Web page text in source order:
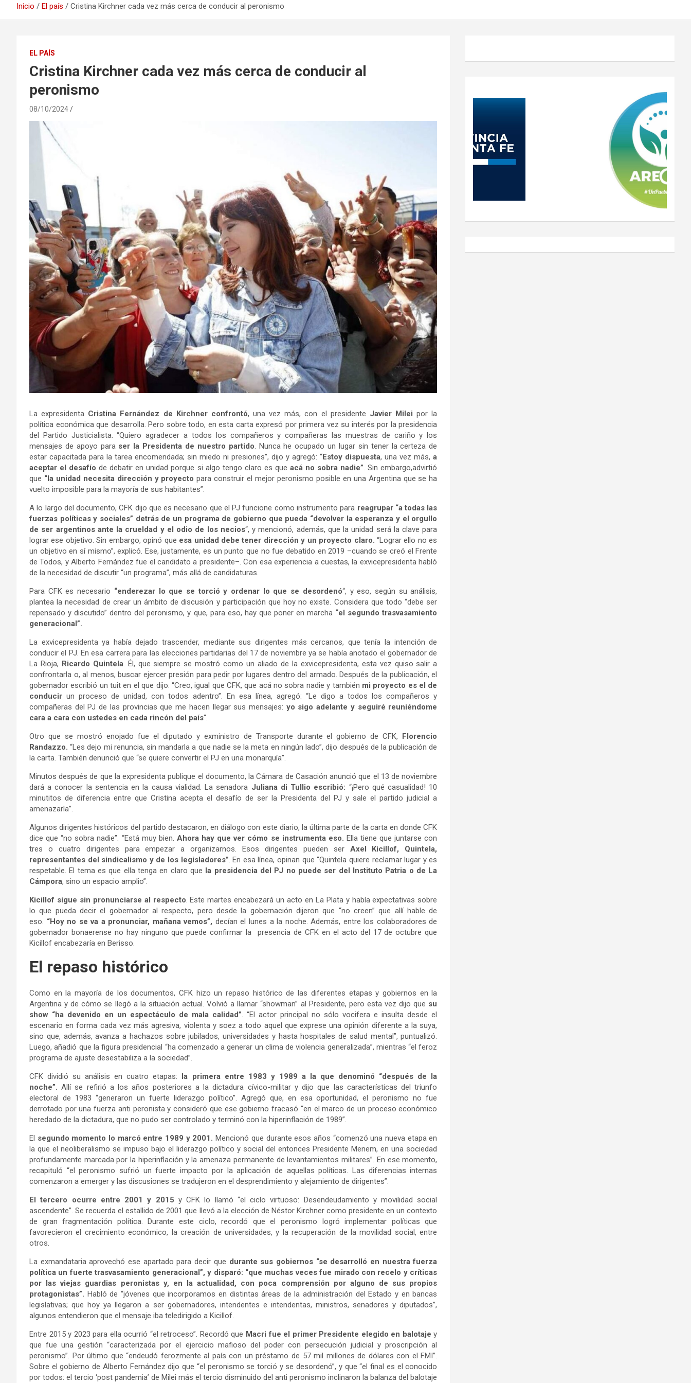
Inicio El país Cristina Kirchner cada vez más cerca de conducir al peronismo
EL PAÍS
Cristina Kirchner cada vez más cerca de conducir al
peronismo
08/10/2024
La expresidenta Cristina Fernández de Kirchner confrontó, una vez más, con el presidente Javier Milei por la
política económica que desarrolla. Pero sobre todo, en esta carta expresó por primera vez su interés por la presidencia
del Partido Justicialista. “Quiero agradecer a todos los compañeros y compañeras las muestras de cariño y los
mensajes de apoyo para ser la Presidenta de nuestro partido. Nunca he ocupado un lugar sin tener la certeza de
estar capacitada para la tarea encomendada; sin miedo ni presiones”, dijo y agregó: “Estoy dispuesta, una vez más,a
aceptar el desafío de debatir en unidad porque si algo tengo claro es que acá no sobra nadie”. Sin embargo,advirtió
que “la unidad necesita dirección y proyectopara construir el mejor peronismo posible en una Argentina que se ha
vuelto imposible para la mayoría de sus habitantes”.
A lo largo del documento, CFK dijo que es necesario que el PJ funcione como instrumento para reagrupar “a todas las
fuerzas políticas y sociales” detrás de un programa de gobierno que pueda “devolver la esperanza y el orgullo
de ser argentinos ante la crueldad y el odio de los necios“, y mencionó, además, que la unidad será la clave para
lograr ese objetivo. Sin embargo, opinó que esa unidad debe tener dirección y un proyecto claro. “Lograr ello no es
un objetivo en sí mismo”, explicó. Ese, justamente, es un punto que no fue debatido en 2019 –cuando se creó el Frente
de Todos, y Alberto Fernández fue el candidato a presidente–. Con esa experiencia a cuestas, la exvicepresidenta habló
de la necesidad de discutir “un programa”, más allá de candidaturas.
Para CFK es necesario “enderezar lo que se torció y ordenar lo que se desordenó“, y eso, según su análisis,
plantea la necesidad de crear un ámbito de discusión y participación que hoy no existe. Considera que todo “debe ser
repensado y discutido” dentro del peronismo, y que, para eso, hay que poner en marcha “el segundo trasvasamiento
generacional”.
La exvicepresidenta ya había dejado trascender, mediante sus dirigentes más cercanos, que tenía la intención de
conducir el PJ. En esa carrera para las elecciones partidarias del 17 de noviembre ya se había anotado el gobernador de
La Rioja, Ricardo Quintela. Él, que siempre se mostró como un aliado de la exvicepresidenta, esta vez quiso salir a
confrontarla o, al menos, buscar ejercer presión para pedir por lugares dentro del armado. Después de la publicación, el
gobernador escribió un tuit en el que dijo: “Creo, igual que CFK, que acá no sobra nadie y también mi proyecto es el de
conducir un proceso de unidad, con todos adentro”. En esa línea, agregó: “Le digo a todos los compañeros y
compañeras del PJ de las provincias que me hacen llegar sus mensajes: yo sigo adelante y seguiré reuniéndome
cara a cara con ustedes en cada rincón del país“.
Otro que se mostró enojado fue el diputado y exministro de Transporte durante el gobierno de CFK, Florencio
Randazzo. “Les dejo mi renuncia, sin mandarla a que nadie se la meta en ningún lado”, dijo después de la publicación de
la carta. También denunció que “se quiere convertir el PJ en una monarquía”.
Minutos después de que la expresidenta publique el documento, la Cámara de Casación anunció que el 13 de noviembre
dará a conocer la sentencia en la causa vialidad. La senadora Juliana di Tullio escribió: “¡Pero qué casualidad! 10
minutitos de diferencia entre que Cristina acepta el desafío de ser la Presidenta del PJ y sale el partido judicial a
amenazarla”.
Algunos dirigentes históricos del partido destacaron, en diálogo con este diario, la última parte de la carta en donde CFK
dice que “no sobra nadie”. “Está muy bien. Ahora hay que ver cómo se instrumenta eso. Ella tiene que juntarse con
tres o cuatro dirigentes para empezar a organizarnos. Esos dirigentes pueden ser Axel Kicillof, Quintela,
representantes del sindicalismo y de los legisladores”. En esa línea, opinan que “Quintela quiere reclamar lugar y es
respetable. El tema es que ella tenga en claro que la presidencia del PJ no puede ser del Instituto Patria o de La
Cámpora, sino un espacio amplio”.
Kicillof sigue sin pronunciarse al respecto. Este martes encabezará un acto en La Plata y había expectativas sobre
lo que pueda decir el gobernador al respecto, pero desde la gobernación dijeron que “no creen” que allí hable de
eso. “Hoy no se va a pronunciar, mañana vemos”, decían el lunes a la noche. Además, entre los colaboradores de
gobernador bonaerense no hay ninguno que puede confirmar la presencia de CFK en el acto del 17 de octubre que
Kicillof encabezaría en Berisso.
El repaso histórico
Como en la mayoría de los documentos, CFK hizo un repaso histórico de las diferentes etapas y gobiernos en la
Argentina y de cómo se llegó a la situación actual. Volvió a llamar “showman” al Presidente, pero esta vez dijo que su
show “ha devenido en un espectáculo de mala calidad”. “El actor principal no sólo vocifera e insulta desde el
escenario en forma cada vez más agresiva, violenta y soez a todo aquel que exprese una opinión diferente a la suya,
sino que, además, avanza a hachazos sobre jubilados, universidades y hasta hospitales de salud mental”, puntualizó.
Luego, añadió que la figura presidencial “ha comenzado a generar un clima de violencia generalizada”, mientras “el feroz
programa de ajuste desestabiliza a la sociedad”.
CFK dividió su análisis en cuatro etapas: la primera entre 1983 y 1989 a la que denominó “después de la
noche”. Allí se refirió a los años posteriores a la dictadura cívico-militar y dijo que las características del triunfo
electoral de 1983 “generaron un fuerte liderazgo político”. Agregó que, en esa oportunidad, el peronismo no fue
derrotado por una fuerza anti peronista y consideró que ese gobierno fracasó “en el marco de un proceso económico
heredado de la dictadura, que no pudo ser controlado y terminó con la hiperinflación de 1989”.
El segundo momento lo marcó entre 1989 y 2001.Mencionó que durante esos años “comenzó una nueva etapa en
la que el neoliberalismo se impuso bajo el liderazgo político y social del entonces Presidente Menem, en una sociedad
profundamente marcada por la hiperinflación y la amenaza permanente de levantamientos militares”. En ese momento,
recapituló “el peronismo sufrió un fuerte impacto por la aplicación de aquellas políticas. Las diferencias internas
comenzaron a emerger y las discusiones se tradujeron en el desprendimiento y alejamiento de dirigentes”.
El tercero ocurre entre 2001 y 2015 y CFK lo llamó “el ciclo virtuoso: Desendeudamiento y movilidad social
ascendente”. Se recuerda el estallido de 2001 que llevó a la elección de Néstor Kirchner como presidente en un contexto
de gran fragmentación política. Durante este ciclo, recordó que el peronismo logró implementar políticas que
favorecieron el crecimiento económico, la creación de universidades, y la recuperación de la movilidad social, entre
otros.
La exmandataria aprovechó ese apartado para decir que durante sus gobiernos “se desarrolló en nuestra fuerza
política un fuerte trasvasamiento generacional”, y disparó: “que muchas veces fue mirado con recelo y críticas
por las viejas guardias peronistas y, en la actualidad, con poca comprensión por alguno de sus propios
protagonistas”. Habló de “jóvenes que incorporamos en distintas áreas de la administración del Estado y en bancas
legislativas; que hoy ya llegaron a ser gobernadores, intendentes e intendentas, ministros, senadores y diputados”,
algunos entendieron que el mensaje iba teledirigido a Kicillof.
Entre 2015 y 2023 para ella ocurrió “el retroceso”. Recordó que Macri fue el primer Presidente elegido en balotaje y
que fue una gestión “caracterizada por el ejercicio mafioso del poder con persecución judicial y proscripción al
peronismo”. Por último que “endeudó ferozmente al país con un préstamo de 57 mil millones de dólares con el FMI”.
Sobre el gobierno de Alberto Fernández dijo que “el peronismo se torció y se desordenó”, y que “el final es el conocido
por todos: el tercio ‘post pandemia’ de Milei más el tercio disminuido del anti peronismo inclinaron la balanza del balotaje